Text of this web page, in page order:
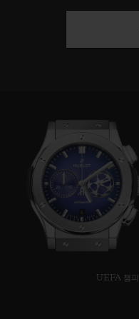
UEFA 챔피